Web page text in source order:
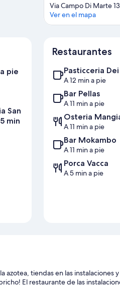
Via Campo Di Marte
Ver en el mapa
pie
San
min
Restaurantes
Pasticceria Dei
A 12 min a pie
Bar Pellas
A 11 min a pie
Osteria
A 11 min a pie
Bar Mokambo
A 11 min a pie
Porca Vacca
A 5 min a pie
azotea, tiendas en las instalaciones
El restaurante de las